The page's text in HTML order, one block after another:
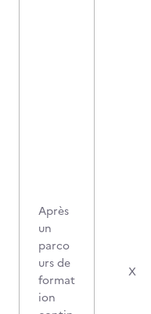
Après
un
parco
urs de
format
ion
X